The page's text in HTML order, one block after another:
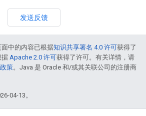
发送反馈
中的内容已根据知识共享署名 4.0 许可获得了
据 Apache 2.0 许可获得了许可。有关详情，请
策。Java 是 Oracle 和/或其关联公司的注册商
04-13。